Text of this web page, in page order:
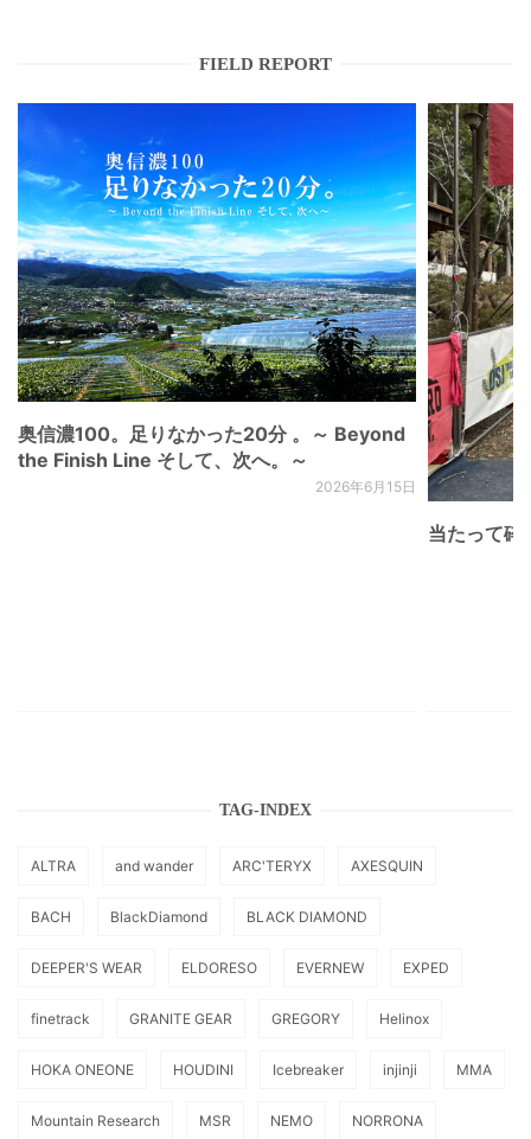
FIELD REPORT
奥信濃100。足りなかった20分 。～ Beyond
the Finish Line そして、次へ。～
2026年6月15日
当たって砕
TAG-INDEX
ALTRA and wander ARC'TERYX AXESQUIN
BACH BlackDiamond BLACK DIAMOND
DEEPER'S WEAR ELDORESO EVERNEW EXPED
finetrack GRANITE GEAR GREGORY Helinox
HOKA ONEONE HOUDINI Icebreaker injinji MMA
Mountain Research MSR NEMO NORRONA